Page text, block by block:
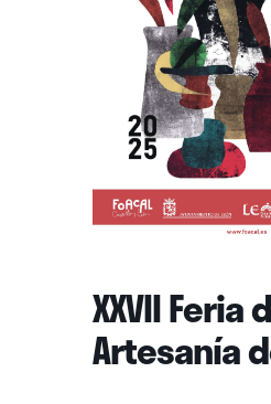
XXVII Feria
Artesanía